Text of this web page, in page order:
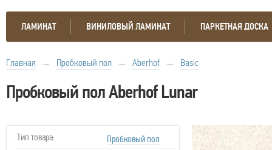
ЛАМИНАТ ВИНИЛОВЫЙ ЛАМИНАТ ПАРКЕТНАЯ ДОСКА
Главная → Пробковый пол → Aberhof → Basic
Пробковый пол Aberhof Lunar
Тип товара:
Пробковый пол